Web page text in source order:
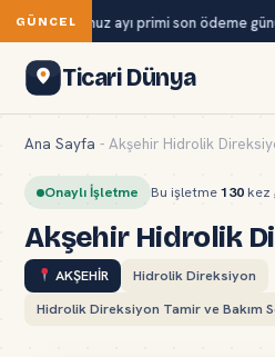
GÜNCEL
Kur temmuz ayı primi son ödeme
Ticari Dünya
Ana Sayfa - Akşehir Hidrolik
Onaylı İşletme Bu işletme130 kez
Akşehir Hidrolik
AKŞEHİR
Hidrolik Direksiyon
Hidrolik Direksiyon Tamir ve Bakım